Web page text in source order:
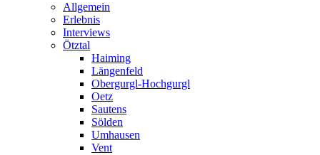
Allgemein
Erlebnis
Interviews
Ötztal
Haiming
Längenfeld
Obergurgl-Hochgurgl
Oetz
Sautens
Sölden
Umhausen
Vent